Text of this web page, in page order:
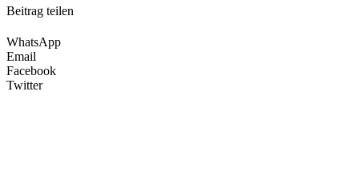
Beitrag teilen
WhatsApp
Email
Facebook
Twitter